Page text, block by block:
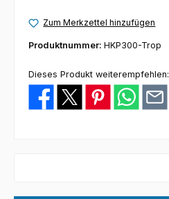
Zum Merkzettel hinzufügen
Produktnummer: HKP300-Trop
Dieses Produkt weiterempfehlen: